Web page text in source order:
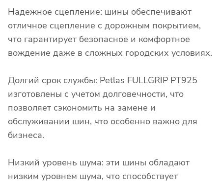
Надежное сцепление: шины обеспечивают
отличное сцепление с дорожным покрытием,
что гарантирует безопасное и комфортное
вождение даже в сложных городских условиях.
Долгий срок службы: Petlas FULLGRIP PT925
изготовлены с учетом долговечности, что
позволяет сэкономить на замене и
обслуживании шин, что особенно важно для
бизнеса.
Низкий уровень шума: эти шины обладают
низким уровнем шума, что способствует